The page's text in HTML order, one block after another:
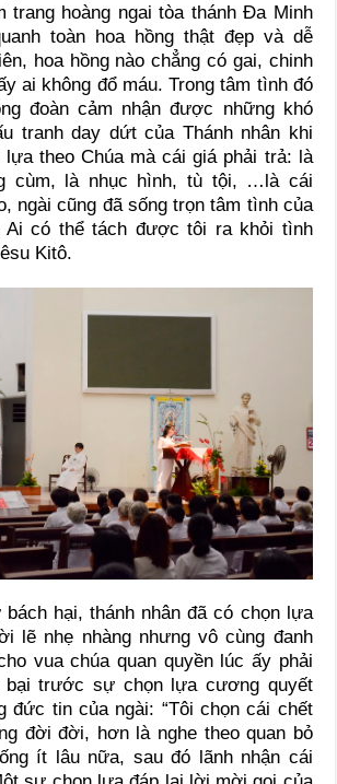
trang hoàng ngai tòa thánh Đa Minh
toàn hoa hồng thật đẹp và dễ
hoa hồng nào chẳng có gai, chinh
ai không đổ máu. Trong tâm tình đó
đoàn cảm nhận được những khó
tranh day dứt của Thánh nhân khi
lựa theo Chúa mà cái giá phải trả: là
cùm, là nhục hình, tù tội, …là cái
ngài cũng đã sống trọn tâm tình của
Ai có thể tách được tôi ra khỏi tình
Kitô.
hại, thánh nhân đã có chọn lựa
lẽ nhẹ nhàng nhưng vô cùng đanh
vua chúa quan quyền lúc ấy phải
trước sự chọn lựa cương quyết
đức tin của ngài: “Tôi chọn cái chết
đời đời, hơn là nghe theo quan bỏ
ít lâu nữa, sau đó lãnh nhận cái